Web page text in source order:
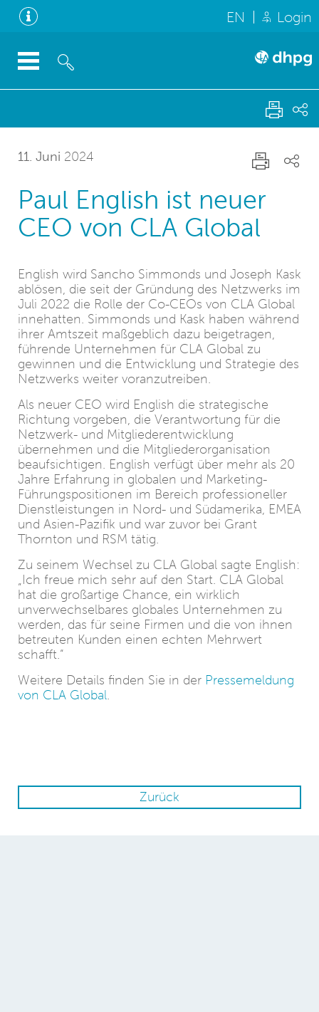
EN Login
11. Juni 2024
Paul English ist neuer
CEO von CLA Global
English wird Sancho Simmonds und Joseph Kask
ablösen, die seit der Gründung des Netzwerks im
Juli 2022 die Rolle der Co-CEOs von CLA Global
innehatten. Simmonds und Kask haben während
ihrer Amtszeit maßgeblich dazu beigetragen,
führende Unternehmen für CLA Global zu
gewinnen und die Entwicklung und Strategie des
Netzwerks weiter voranzutreiben.
Als neuer CEO wird English die strategische
Richtung vorgeben, die Verantwortung für die
Netzwerk- und Mitgliederentwicklung
übernehmen und die Mitgliederorganisation
beaufsichtigen. English verfügt über mehr als 20
Jahre Erfahrung in globalen und Marketing-
Führungspositionen im Bereich professioneller
Dienstleistungen in Nord- und Südamerika, EMEA
und Asien-Pazifik und war zuvor bei Grant
Thornton und RSM tätig.
Zu seinem Wechsel zu CLA Global sagte English:
„Ich freue mich sehr auf den Start. CLA Global
hat die großartige Chance, ein wirklich
unverwechselbares globales Unternehmen zu
werden, das für seine Firmen und die von ihnen
betreuten Kunden einen echten Mehrwert
schafft.“
Weitere Details finden Sie in der Pressemeldung
von CLA Global.
Zurück